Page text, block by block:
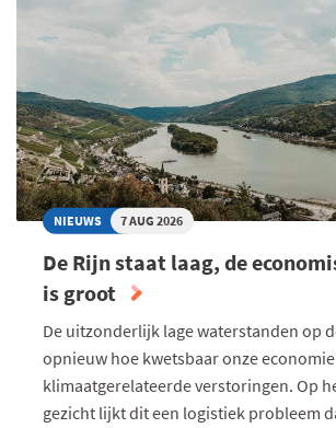
NAAR
GENEESMIDDELEN
VERSNELLEN
NIEUWS 7 AUG 2026
De Rijn staat laag, de
is groot
De uitzonderlijk lage waterstanden op
opnieuw hoe kwetsbaar onze
klimaatgerelateerde verstoringen. Op
gezicht lijkt dit een logistiek probleem